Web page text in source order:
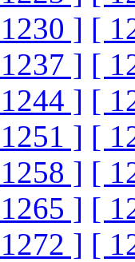
] [
] [
] [
] [
] [
] [
] [